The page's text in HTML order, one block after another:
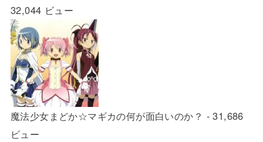
32,044 ビュー
魔法少女まどか☆マギカの何が面白いのか？ - 31,686
ビュー